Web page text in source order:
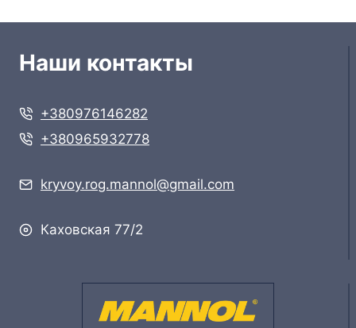
Наши контакты
+380976146282
+380965932778
kryvoy.rog.mannol@gmail.com
Каховская 77/2